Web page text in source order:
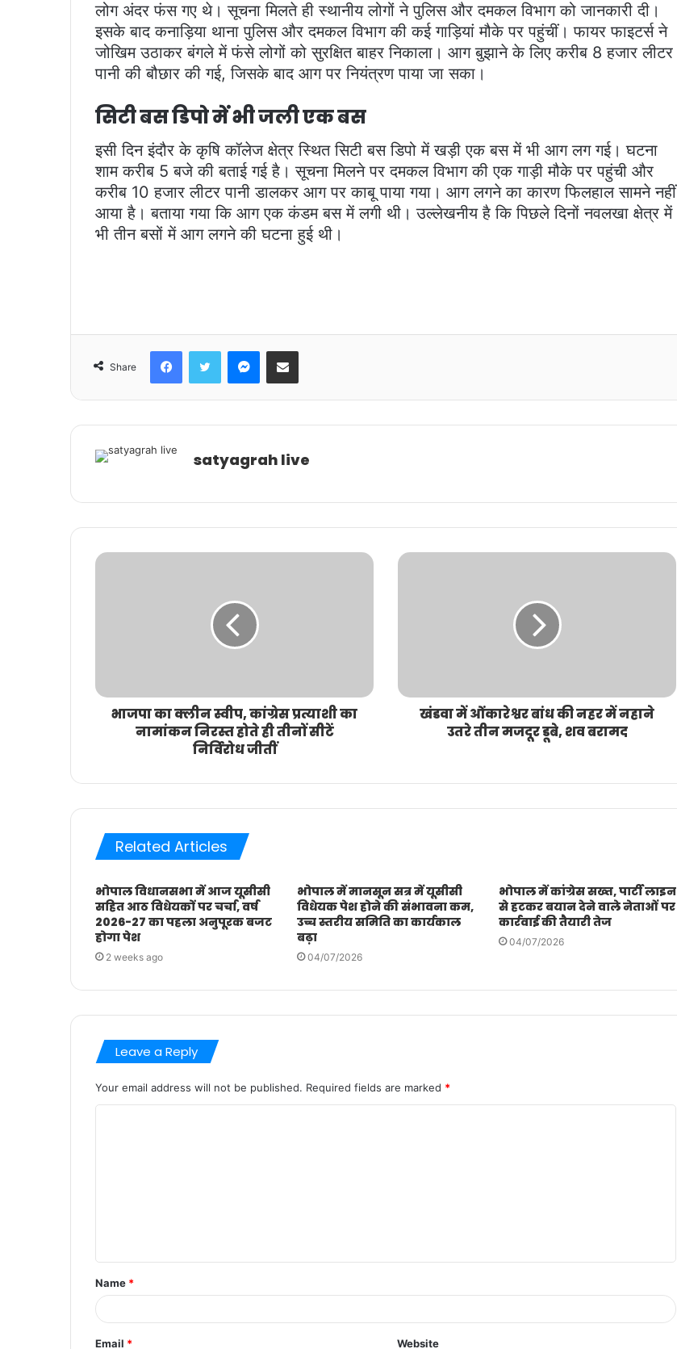
लोग अंदर फंस गए थे। सूचना मिलते ही स्थानीय लोगों ने पुलिस और दमकल विभाग को जानकारी दी।
इसके बाद कनाड़िया थाना पुलिस और दमकल विभाग की कई गाड़ियां मौके पर पहुंचीं। फायर फाइटर्स ने
जोखिम उठाकर बंगले में फंसे लोगों को सुरक्षित बाहर निकाला। आग बुझाने के लिए करीब 8 हजार लीटर
पानी की बौछार की गई, जिसके बाद आग पर नियंत्रण पाया जा सका।
सिटी बस डिपो में भी जली एक बस
इसी दिन इंदौर के कृषि कॉलेज क्षेत्र स्थित सिटी बस डिपो में खड़ी एक बस में भी आग लग गई। घटना
शाम करीब 5 बजे की बताई गई है। सूचना मिलने पर दमकल विभाग की एक गाड़ी मौके पर पहुंची और
करीब 10 हजार लीटर पानी डालकर आग पर काबू पाया गया। आग लगने का कारण फिलहाल सामने नहीं
आया है। बताया गया कि आग एक कंडम बस में लगी थी। उल्लेखनीय है कि पिछले दिनों नवलखा क्षेत्र में
भी तीन बसों में आग लगने की घटना हुई थी।
Share
satyagrah live
भाजपा का क्लीन स्वीप, कांग्रेस प्रत्याशी का
नामांकन निरस्त होते ही तीनों सीटें
निर्विरोध जीतीं
खंडवा में ओंकारेश्वर बांध की नहर में नहाने
उतरे तीन मजदूर डूबे, शव बरामद
Related Articles
भोपाल विधानसभा में आज यूसीसी
सहित आठ विधेयकों पर चर्चा, वर्ष
2026-27 का पहला अनुपूरक बजट
होगा पेश
2 weeks ago
भोपाल में मानसून सत्र में यूसीसी
विधेयक पेश होने की संभावना कम,
उच्च स्तरीय समिति का कार्यकाल
बढ़ा
04/07/2026
भोपाल में कांग्रेस सख्त, पार्टी लाइन
से हटकर बयान देने वाले नेताओं पर
कार्रवाई की तैयारी तेज
04/07/2026
Leave a Reply
Your email address will not be published. Required fields are marked *
Name *
Email * Website